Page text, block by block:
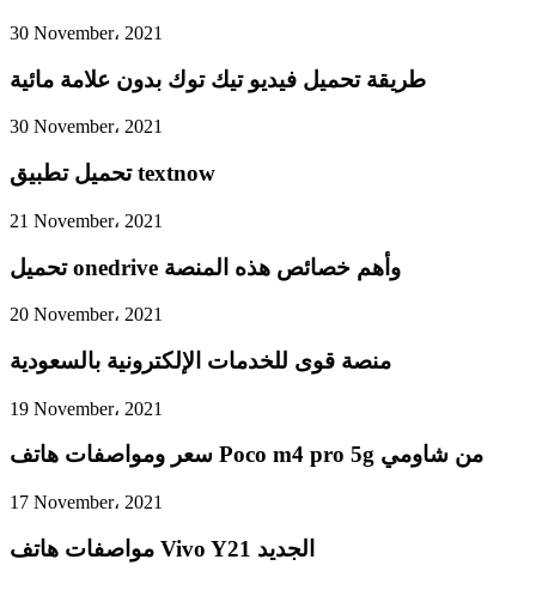
30 November، 2021
طريقة تحميل فيديو تيك توك بدون علامة مائية
30 November، 2021
تحميل تطبيق textnow
21 November، 2021
تحميل onedrive وأهم خصائص هذه المنصة
20 November، 2021
منصة قوى للخدمات الإلكترونية بالسعودية
19 November، 2021
سعر ومواصفات هاتف Poco m4 pro 5g من شاومي
17 November، 2021
مواصفات هاتف Vivo Y21 الجديد